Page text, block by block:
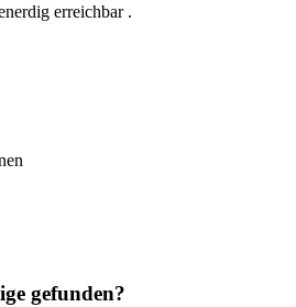
erreichbar .
gefunden?